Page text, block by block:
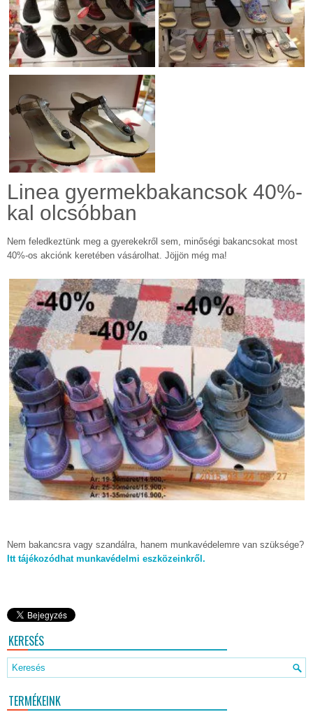
Linea gyermekbakancsok 40%-
kal olcsóbban
Nem feledkeztünk meg a gyerekekről sem, minőségi bakancsokat most
40%-os akciónk keretében vásárolhat. Jöjjön még ma!
Nem bakancsra vagy szandálra, hanem munkavédelemre van szüksége?
Itt tájékozódhat munkavédelmi eszközeinkről.
KERESÉS
TERMÉKEINK